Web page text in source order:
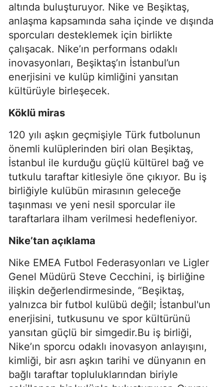
altında buluşturuyor. Nike ve Beşiktaş,
anlaşma kapsamında saha içinde ve dışında
sporcuları desteklemek için birlikte
çalışacak. Nike’ın performans odaklı
inovasyonları, Beşiktaş’ın İstanbul’un
enerjisini ve kulüp kimliğini yansıtan
kültürüyle birleşecek.
Köklü miras
120 yılı aşkın geçmişiyle Türk futbolunun
önemli kulüplerinden biri olan Beşiktaş,
İstanbul ile kurduğu güçlü kültürel bağ ve
tutkulu taraftar kitlesiyle öne çıkıyor. Bu iş
birliğiyle kulübün mirasının geleceğe
taşınması ve yeni nesil sporcular ile
taraftarlara ilham verilmesi hedefleniyor.
Nike’tan açıklama
Nike EMEA Futbol Federasyonları ve Ligler
Genel Müdürü Steve Cecchini, iş birliğine
ilişkin değerlendirmesinde, “Beşiktaş,
yalnızca bir futbol kulübü değil; İstanbul'un
enerjisini, tutkusunu ve spor kültürünü
yansıtan güçlü bir simgedir.Bu iş birliği,
Nike’ın sporcu odaklı inovasyon anlayışını,
kimliği, bir asrı aşkın tarihi ve dünyanın en
bağlı taraftar topluluklarından biriyle